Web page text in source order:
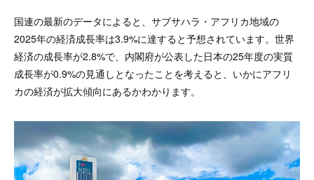
国連の最新のデータによると、サブサハラ・アフリカ地域の
2025年の経済成長率は3.9%に達すると予想されています。世界
経済の成長率が2.8%で、内閣府が公表した日本の25年度の実質
成長率が0.9%の見通しとなったことを考えると、いかにアフリ
カの経済が拡大傾向にあるかわかります。